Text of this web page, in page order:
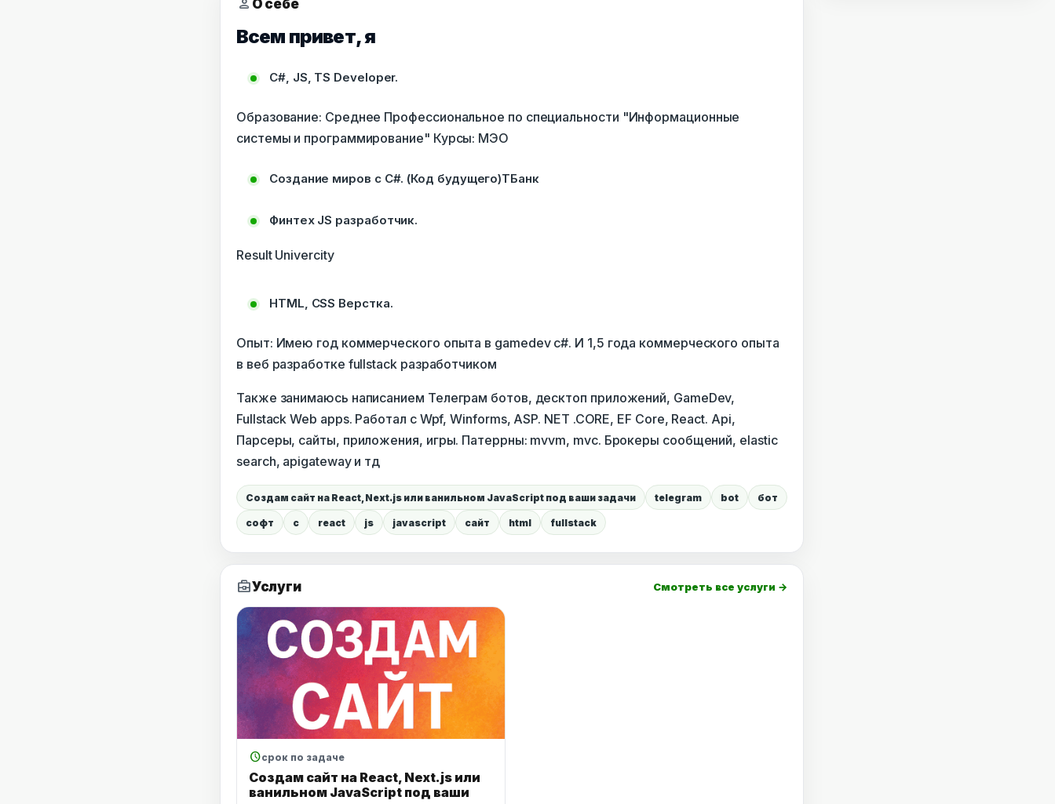
person О себе
Всем привет, я
C#, JS, TS Developer.
Образование: Среднее Профессиональное по специальности "Информационные
системы и программирование" Курсы: МЭО
Создание миров с C#. (Код будущего)ТБанк
Финтех JS разработчик.
Result Univercity
HTML, CSS Верстка.
Опыт: Имею год коммерческого опыта в gamedev c#. И 1,5 года коммерческого опыта
в веб разработке fullstack разработчиком
Также занимаюсь написанием Телеграм ботов, десктоп приложений, GameDev,
Fullstack Web apps. Работал с Wpf, Winforms, ASP. NET .CORE, EF Core, React. Api,
Парсеры, сайты, приложения, игры. Патеррны: mvvm, mvc. Брокеры сообщений, elastic
search, apigateway и тд
Создам сайт на React, Next.js или ванильном JavaScript под ваши задачи telegram bot бот
софт c react js javascript сайт html fullstack
business_centerУслуги Смотреть все услуги →
scheduleсрок по задаче
Создам сайт на React, Next.js или
ванильном JavaScript под ваши